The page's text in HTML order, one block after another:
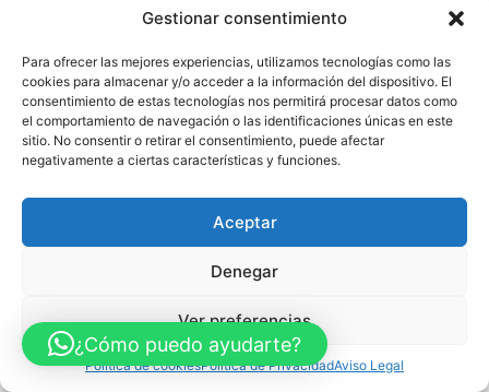
Gestionar consentimiento
Para ofrecer las mejores experiencias, utilizamos tecnologías como las
cookies para almacenar y/o acceder a la información del dispositivo. El
consentimiento de estas tecnologías nos permitirá procesar datos como
el comportamiento de navegación o las identificaciones únicas en este
sitio. No consentir o retirar el consentimiento, puede afectar
negativamente a ciertas características y funciones.
Aceptar
Denegar
Ver preferencias
Política de cookiesPolítica de PrivacidadAviso Legal
Accesibilidad Mapa web
FINANCIADO POR LA UNIÓN EUROPEA CON EL PROGRAMA KIT
DIGITAL POR LOS FONDOS NEXT GENERATION (EU) DEL
MECANISMO DE RECUPERACIÓN Y RESILENCIA
© Guia Telefónica de Empresas – Todos los derechos reservados.
¿Cómo puedo ayudarte?